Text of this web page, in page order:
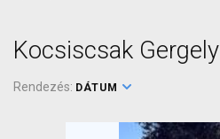
Kocsiscsak Gergely
Rendezés: DÁTUM